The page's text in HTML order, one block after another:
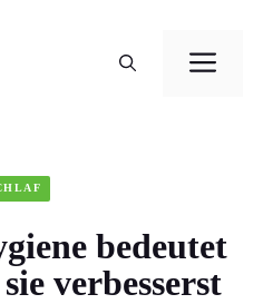
bedeutet
verbesserst